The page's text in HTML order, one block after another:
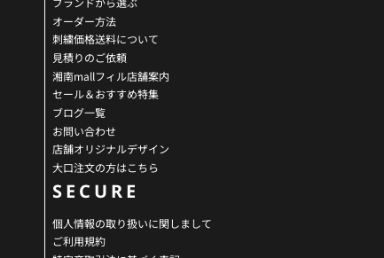
オーダー方法
刺繍価格送料について
見積りのご依頼
湘南mallフィル店舗案内
セール＆おすすめ特集
ブログ一覧
お問い合わせ
店舗オリジナルデザイン
大口注文の方はこちら
SECURE
個人情報の取り扱いに関しまして
ご利用規約